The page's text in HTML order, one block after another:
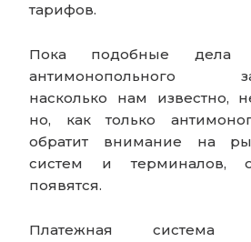
тарифов.
Пока подобные дела
антимонопольного
насколько нам известно,
но, как только
обратит внимание на
систем и терминалов,
появятся.
Платежная система